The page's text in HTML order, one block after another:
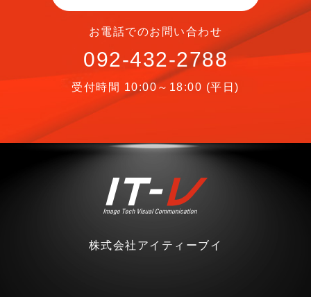
お電話でのお問い合わせ
092-432-2788
受付時間 10:00～18:00 (平日)
株式会社アイティーブイ